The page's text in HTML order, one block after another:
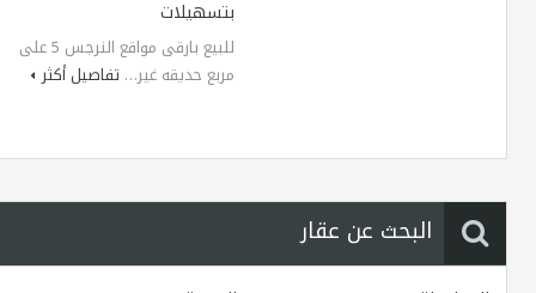
بتسهيلات
للبيع بارقى مواقع النرجس 5 على
مربع حديقه غير…تفاصيل أكثر
البحث عن عقار